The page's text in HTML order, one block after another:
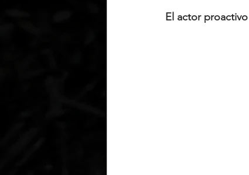
El actor proactivo